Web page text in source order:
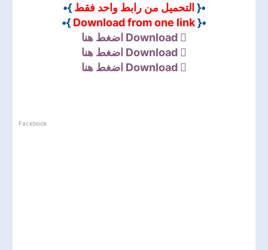
•{ التحميل من رابط واحد فقط }•
•{
Download from one link
}•
Download اضغط هنا
Download اضغط هنا
Download اضغط هنا
Facebook